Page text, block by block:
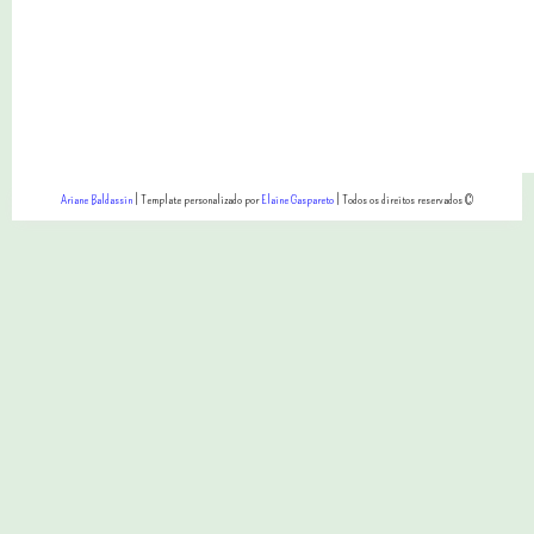
Ariane Baldassin| Template personalizado porElaine Gaspareto| Todos os direitos reservados ©